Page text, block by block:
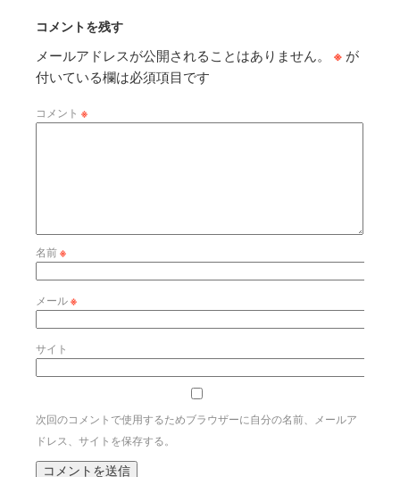
コメントを残す
メールアドレスが公開されることはありません。 ※ が
付いている欄は必須項目です
コメント ※
名前※
メール※
サイト
次回のコメントで使用するためブラウザーに自分の名前、メールア
ドレス、サイトを保存する。